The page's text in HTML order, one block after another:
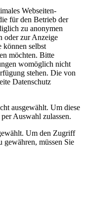
Webseiten-
für den Betrieb der
zu anonymen
oder zur Anzeige
können selbst
möchten. Bitte
womöglich nicht
stehen. Die von
Datenschutz
ausgewählt. Um diese
Auswahl zulassen.
Um den Zugriff
gewähren, müssen Sie